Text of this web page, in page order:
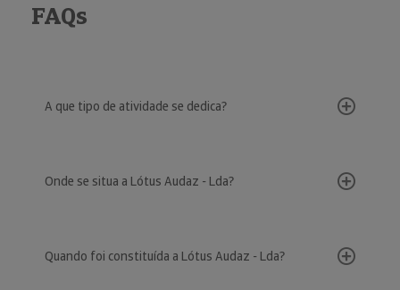
FAQs
A que tipo de atividade se dedica?
Onde se situa a Lótus Audaz - Lda?
Quando foi constituída a Lótus Audaz - Lda?